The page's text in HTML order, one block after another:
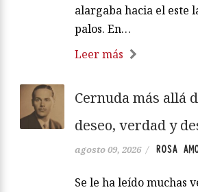
alargaba hacia el este
palos. En…
Leer más
Cernuda más allá
deseo, verdad y
agosto 09, 2026 / ROSA
Se le ha leído muchas